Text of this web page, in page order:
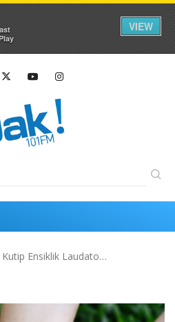
VIEW
Kutip Ensiklik Laudato…